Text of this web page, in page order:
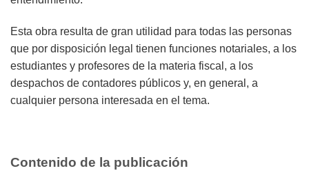
Esta obra resulta de gran utilidad para todas las personas
que por disposición legal tienen funciones notariales, a los
estudiantes y profesores de la materia fiscal, a los
despachos de contadores públicos y, en general, a
cualquier persona interesada en el tema.
Contenido de la publicación